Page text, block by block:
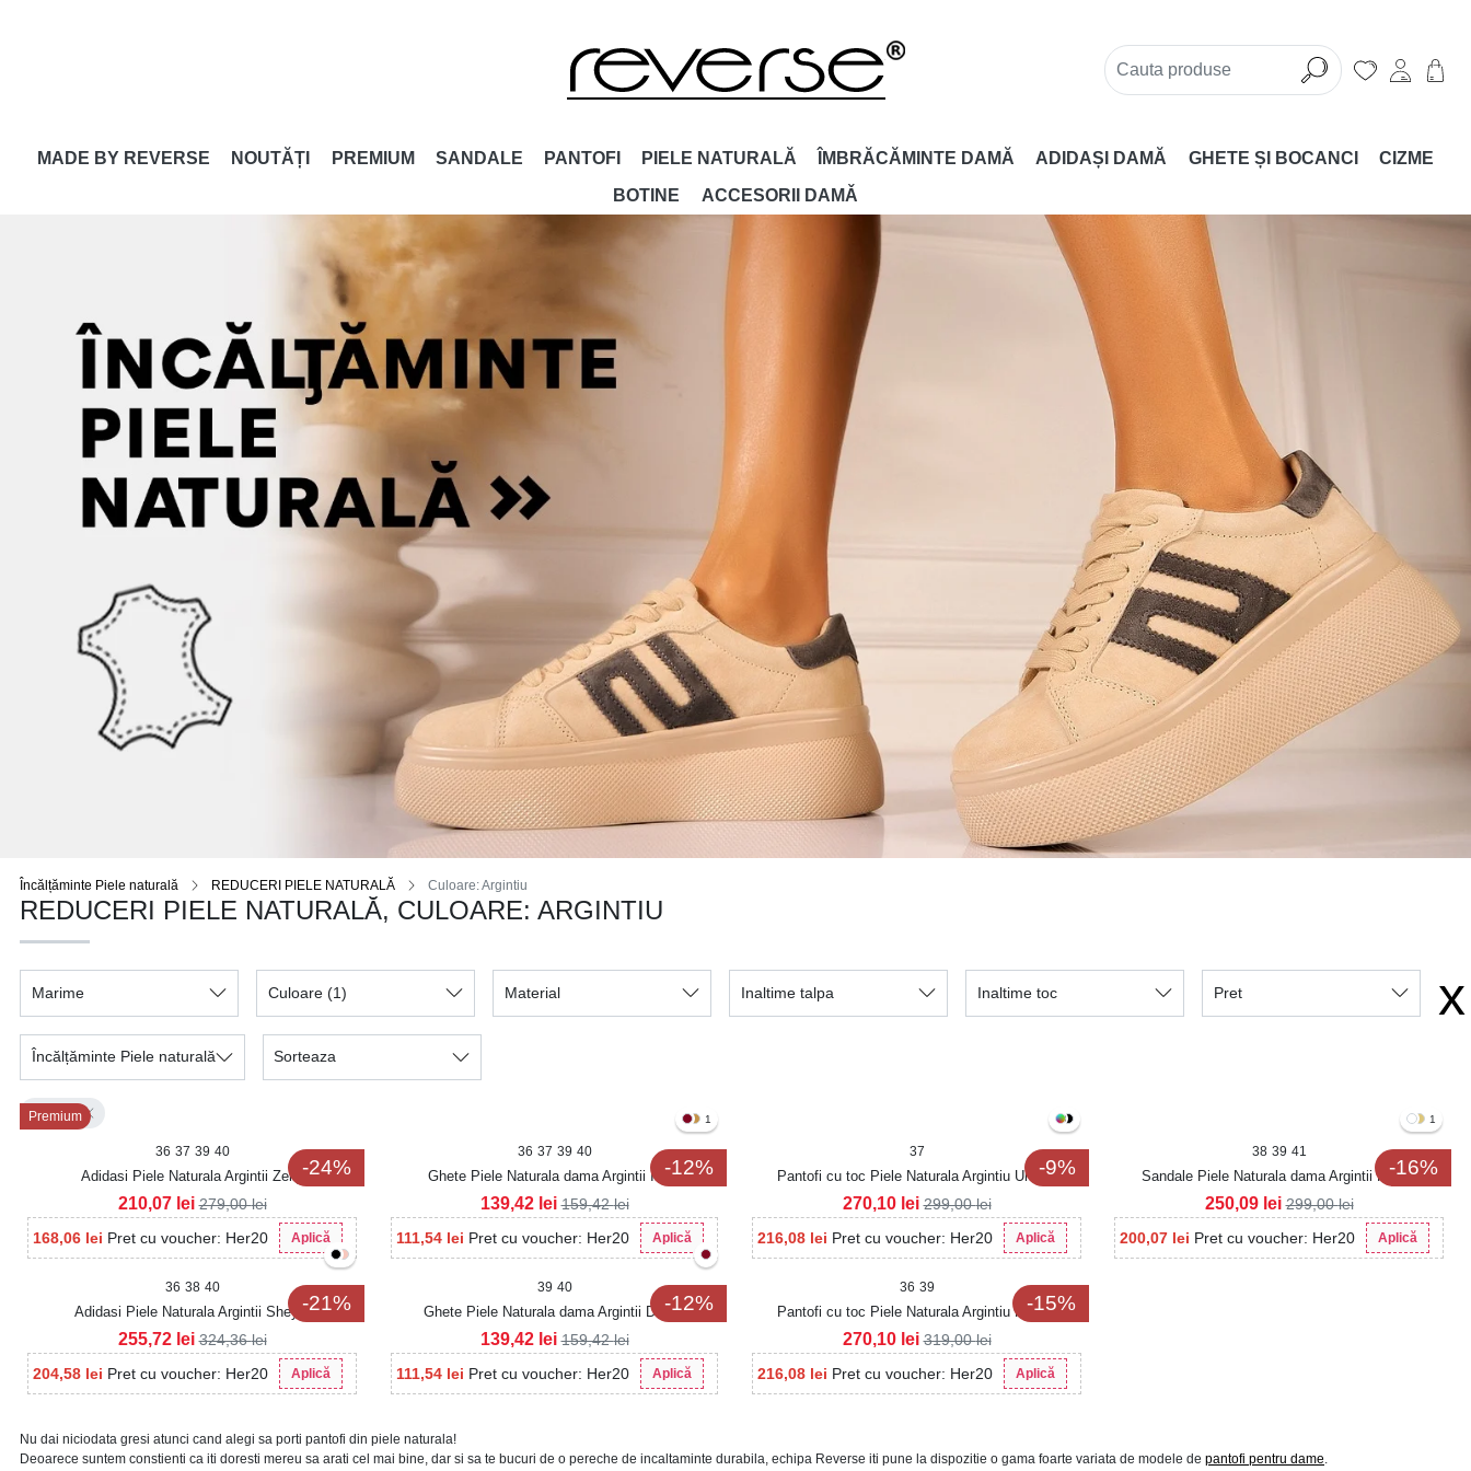
x
MADE BY REVERSE NOUTĂȚI PREMIUM SANDALE PANTOFI PIELE NATURALĂ ÎMBRĂCĂMINTE DAMĂ ADIDAȘI DAMĂ GHETE ȘI BOCANCI
CIZME
BOTINE
ACCESORII DAMǍ
Încălțăminte Piele naturală REDUCERI PIELE NATURALĂ Culoare: Argintiu
REDUCERI PIELE NATURALĂ, CULOARE: ARGINTIU
Marime Culoare (1) Material Inaltime talpa Inaltime toc Pret
Încălțăminte Piele naturală Sorteaza
Argintiu
Premium
-24%
36 37 39 40
Adidasi Piele Naturala Argintii Zeiry
168,06 lei Pret cu voucher: Her20 Aplică
210,07 lei 279,00lei
-12%
1
36 37 39 40
Ghete Piele Naturala dama Argintii Ilena
111,54 lei Pret cu voucher: Her20 Aplică
139,42 lei 159,42lei
-9%
37
Pantofi cu toc Piele Naturala Argintiu Umma
216,08 lei Pret cu voucher: Her20 Aplică
270,10 lei 299,00lei
-16%
1
38 39 41
Sandale Piele Naturala dama Argintii Hevira
200,07 lei Pret cu voucher: Her20 Aplică
250,09 lei 299,00lei
-21%
36 38 40
Adidasi Piele Naturala Argintii Sheyla
204,58 lei Pret cu voucher: Her20 Aplică
255,72 lei 324,36lei
-12%
39 40
Ghete Piele Naturala dama Argintii Delmy
111,54 lei Pret cu voucher: Her20 Aplică
139,42 lei 159,42lei
-15%
36 39
Pantofi cu toc Piele Naturala Argintiu Haway
216,08 lei Pret cu voucher: Her20 Aplică
270,10 lei 319,00lei
Nu dai niciodata gresi atunci cand alegi sa porti pantofi din piele naturala!
Deoarece suntem constienti ca iti doresti mereu sa arati cel mai bine, dar si sa te bucuri de o pereche de incaltaminte durabila, echipa Reverse iti pune la dispozitie o gama foarte variata de modele de pantofi pentru dame.